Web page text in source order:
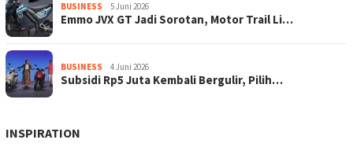
BUSINESS 5 Juni 2026
Emmo JVX GT Jadi Sorotan, Motor Trail Li…
BUSINESS 4 Juni 2026
Subsidi Rp5 Juta Kembali Bergulir, Pilih…
INSPIRATION